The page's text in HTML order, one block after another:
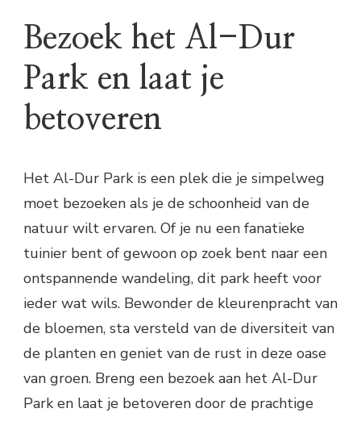
Bezoek het Al-Dur
Park en laat je
betoveren
Het Al-Dur Park is een plek die je simpelweg
moet bezoeken als je de schoonheid van de
natuur wilt ervaren. Of je nu een fanatieke
tuinier bent of gewoon op zoek bent naar een
ontspannende wandeling, dit park heeft voor
ieder wat wils. Bewonder de kleurenpracht van
de bloemen, sta versteld van de diversiteit van
de planten en geniet van de rust in deze oase
van groen. Breng een bezoek aan het Al-Dur
Park en laat je betoveren door de prachtige